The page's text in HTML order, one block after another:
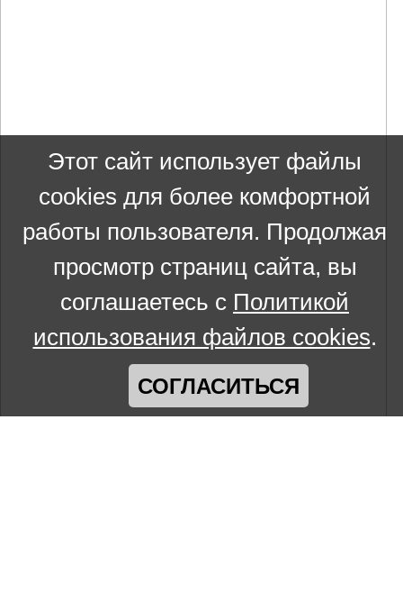
Этот сайт использует файлы
cookies для более комфортной
работы пользователя. Продолжая
просмотр страниц сайта, вы
соглашаетесь с Политикой
использования файлов cookies.
СОГЛАСИТЬСЯ